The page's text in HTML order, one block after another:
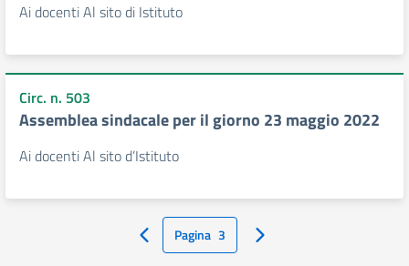
Ai docenti Al sito di Istituto
Circ. n. 503
Assemblea sindacale per il giorno 23 maggio 2022
Ai docenti Al sito d’Istituto
Pagina Precedente
Pagina 3 Pagina Successiva